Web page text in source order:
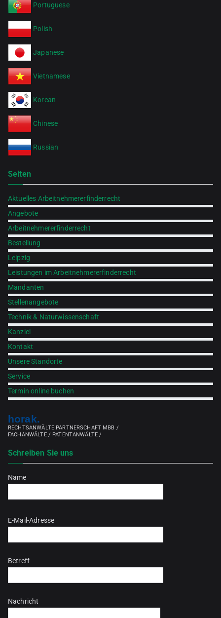
Portuguese
Polish
Japanese
Vietnamese
Korean
Chinese
Russian
Seiten
Aktuelles Arbeitnehmererfinderrecht
Angebote
Arbeitnehmererfinderrecht
Bestellung
Leipzig
Leistungen im Arbeitnehmererfinderrecht
Mandanten
Stellenangebote
Technik & Naturwissenschaft
Kanzlei
Kontakt
Unsere Standorte
Service
Termin online buchen
horak.
RECHTSANWÄLTE PARTNERSCHAFT MBB /
FACHANWÄLTE / PATENTANWÄLTE /
Schreiben Sie uns
Name
E-Mail-Adresse
Betreff
Nachricht